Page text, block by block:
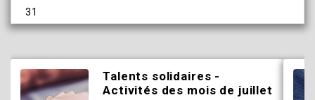
31
Talents solidaires -
Activités des mois de juillet